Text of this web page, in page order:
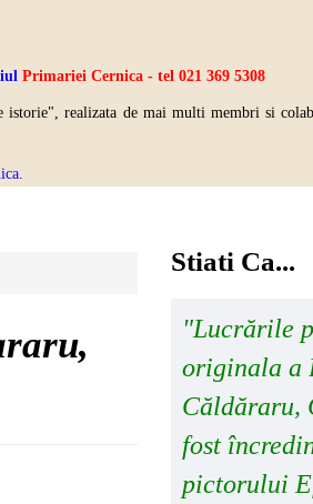
Primariei Cernica - tel 021 369 5308
istorie", realizata de mai multi membri si
Stiati Ca...
"Lucrările
originala a
Căldăraru,
fost
pictorului